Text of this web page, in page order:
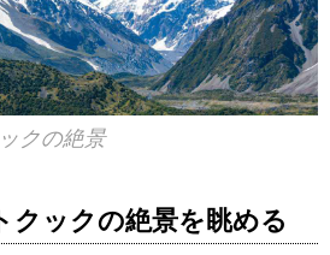
クの絶景
クックの絶景を眺める